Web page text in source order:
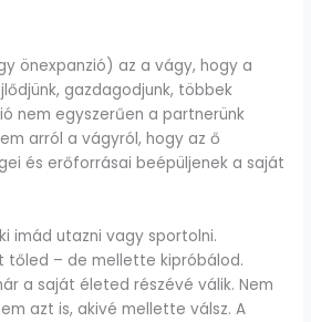
önexpanzió) az a vágy, hogy a
gazdagodjunk, többek
nem egyszerűen a partnerünk
arról a vágyról, hogy az ő
és erőforrásai beépüljenek a saját
imád utazni vagy sportolni.
tőled – de mellette kipróbálod.
a saját életed részévé válik. Nem
azt is, akivé mellette válsz. A